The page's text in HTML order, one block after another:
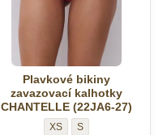
Plavkové bikiny
zavazovací kalhotky
CHANTELLE (22JA6-27)
Plavkové
XS
Plavkové
S